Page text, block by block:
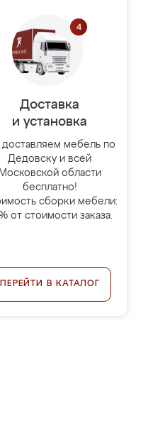
Доставка
и установка
мебель по
Дедовску и всей
Московской области
бесплатно!
сборки мебели:
от стоимости заказа.
ПЕРЕЙТИ В КАТАЛОГ